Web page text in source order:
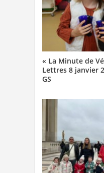
« La Minute de
Lettres 8 janvier
GS